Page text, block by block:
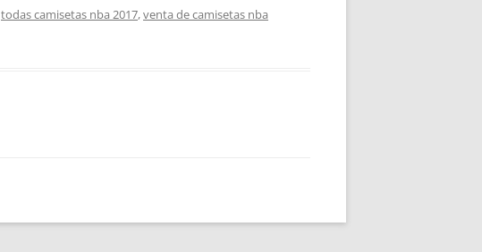
todas camisetas nba 2017,venta de camisetas nba